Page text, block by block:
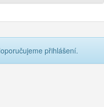
přihlášení.